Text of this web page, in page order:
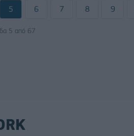
5 6 7 8 9
5 από 67